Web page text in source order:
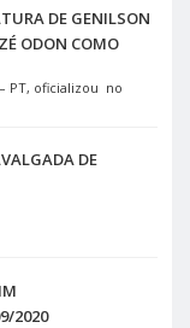
DE GENILSON
ODON COMO
PT, oficializou no
DE
2020